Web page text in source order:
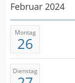
Februar 2024
Montag
26
Dienstag